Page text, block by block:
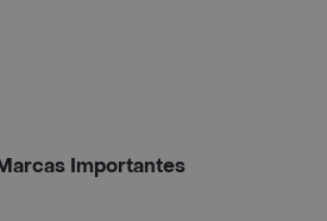
Importantes